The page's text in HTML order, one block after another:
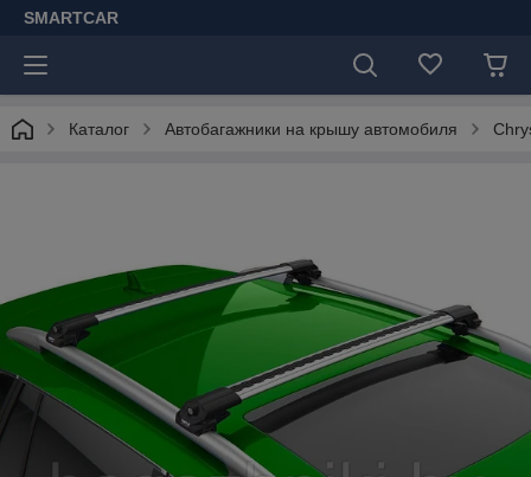
SMARTCAR
Каталог Автобагажники на крышу автомобиля